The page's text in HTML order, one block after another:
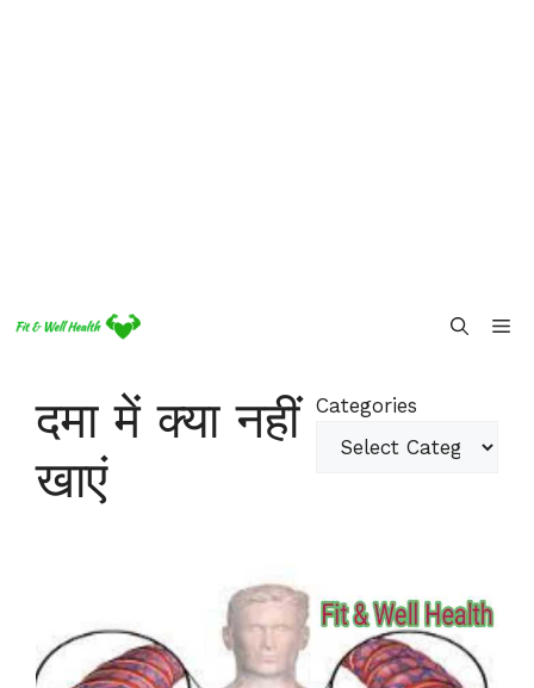
दमा में क्या नहीं
खाएं
Categories